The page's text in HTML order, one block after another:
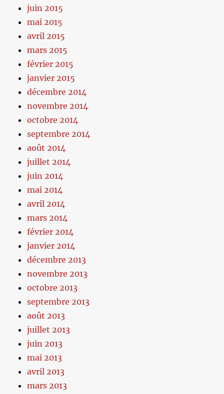
juin 2015
mai 2015
avril 2015
mars 2015
février 2015
janvier 2015
décembre 2014
novembre 2014
octobre 2014
septembre 2014
août 2014
juillet 2014
juin 2014
mai 2014
avril 2014
mars 2014
février 2014
janvier 2014
décembre 2013
novembre 2013
octobre 2013
septembre 2013
août 2013
juillet 2013
juin 2013
mai 2013
avril 2013
mars 2013